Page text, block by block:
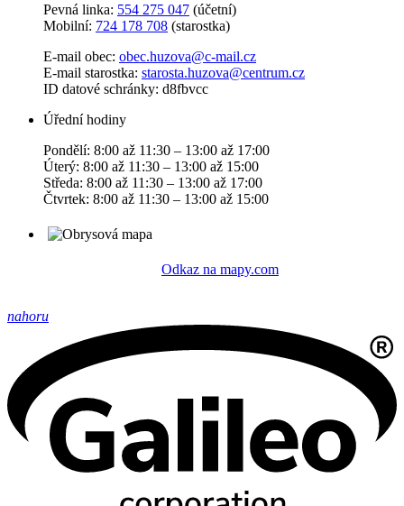
Pevná linka: 554 275 047 (účetní)
Mobilní: 724 178 708 (starostka)
E-mail obec: obec.huzova@c-mail.cz
E-mail starostka: starosta.huzova@centrum.cz
ID datové schránky: d8fbvcc
Úřední hodiny
Pondělí: 8:00 až 11:30 – 13:00 až 17:00
Úterý: 8:00 až 11:30 – 13:00 až 15:00
Středa: 8:00 až 11:30 – 13:00 až 17:00
Čtvrtek: 8:00 až 11:30 – 13:00 až 15:00
Odkaz na mapy.com
nahoru